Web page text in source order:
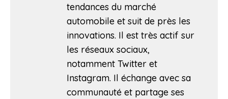
tendances du marché
automobile et suit de près les
innovations. Il est très actif sur
les réseaux sociaux,
notamment Twitter et
Instagram. Il échange avec sa
communauté et partage ses